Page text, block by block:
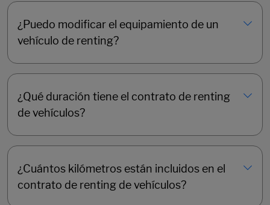
¿Puedo modificar el equipamiento de un
vehículo de renting?
¿Qué duración tiene el contrato de renting
de vehículos?
¿Cuántos kilómetros están incluidos en el
contrato de renting de vehículos?